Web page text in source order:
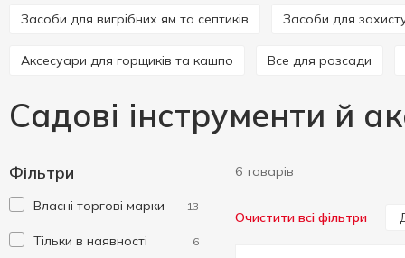
Засоби для вигрібних ям та септиків Засоби для
Аксесуари для горщиків та кашпо Все для розсади
Садові інструменти й
Фільтри
Власні торгові марки 13
Тільки в наявності 6
6 товарів
Очистити всі фільтри